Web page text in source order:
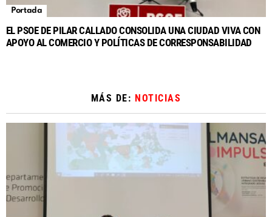
Portada
EL PSOE DE PILAR CALLADO CONSOLIDA UNA CIUDAD VIVA CON
APOYO AL COMERCIO Y POLÍTICAS DE CORRESPONSABILIDAD
MÁS DE: NOTICIAS